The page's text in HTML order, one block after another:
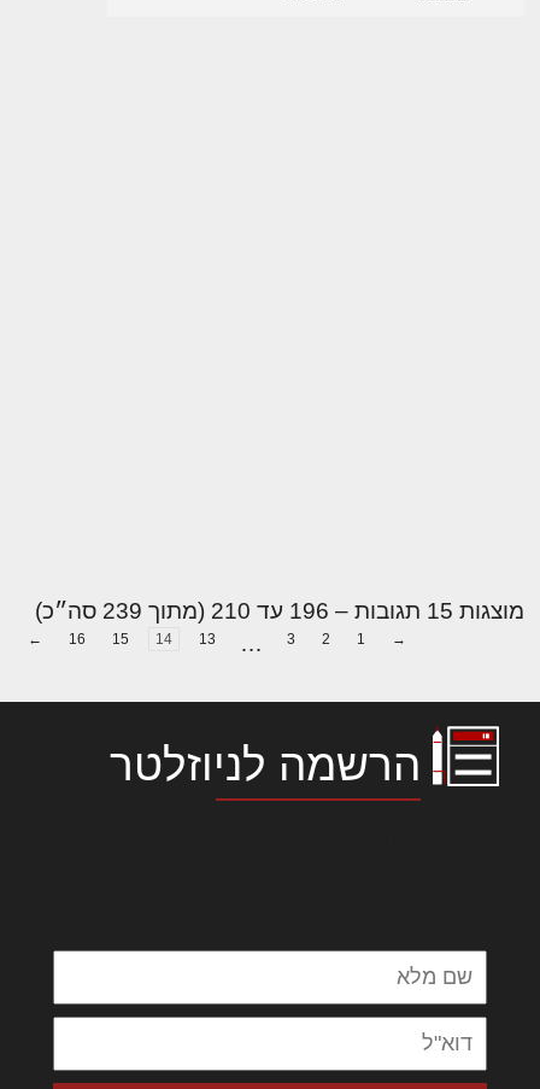
מוצגות 15 תגובות – 196 עד 210 (מתוך 239 סה״כ)
→
1
2
3
…
13
14
15
16
←
הרשמה לניוזלטר